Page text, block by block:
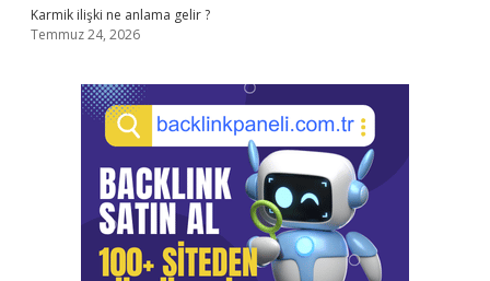
Karmik ilişki ne anlama gelir ?
Temmuz 24, 2026